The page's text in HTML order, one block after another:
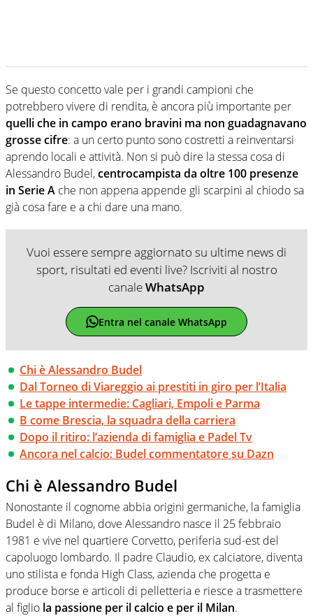
Se questo concetto vale per i grandi campioni che
potrebbero vivere di rendita, è ancora più importante per
quelli che in campo erano bravini ma non guadagnavano
grosse cifre: a un certo punto sono costretti a reinventarsi
aprendo locali e attività. Non si può dire la stessa cosa di
Alessandro Budel,centrocampista da oltre 100 presenze
in Serie A che non appena appende gli scarpini al chiodo sa
già cosa fare e a chi dare una mano.
Vuoi essere sempre aggiornato su ultime news di
sport, risultati ed eventi live? Iscriviti al nostro
canaleWhatsApp
Entra nel canale WhatsApp
Chi è Alessandro Budel
Dal Torneo di Viareggio ai prestiti in giro per l’Italia
Le tappe intermedie: Cagliari, Empoli e Parma
B come Brescia, la squadra della carriera
Dopo il ritiro: l’azienda di famiglia e Padel Tv
Ancora nel calcio: Budel commentatore su Dazn
Chi è Alessandro Budel
Nonostante il cognome abbia origini germaniche, la famiglia
Budel è di Milano, dove Alessandro nasce il 25 febbraio
1981 e vive nel quartiere Corvetto, periferia sud-est del
capoluogo lombardo. Il padre Claudio, ex calciatore, diventa
uno stilista e fonda High Class, azienda che progetta e
produce borse e articoli di pelletteria e riesce a trasmettere
al figlio la passione per il calcio e per il Milan.